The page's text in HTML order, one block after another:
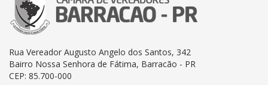
Rua Vereador Augusto Angelo dos Santos, 342
Bairro Nossa Senhora de Fátima, Barracão - PR
CEP: 85.700-000